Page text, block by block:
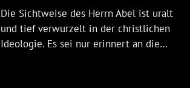
Die Sichtweise des Herrn Abel ist uralt
und tief verwurzelt in der christlichen
Ideologie. Es sei nur erinnert an die…